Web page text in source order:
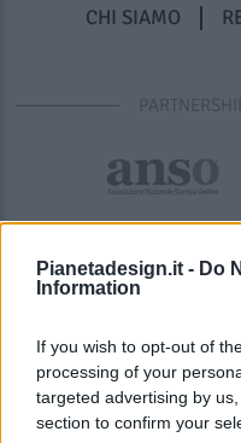
Pianetadesign.it - Do
Information
If you wish to opt-out of
processing of your
targeted advertising by
section to confirm your
CHI SIAMO
© 2026 - Pianeta
Registrata Al Tribunale Di